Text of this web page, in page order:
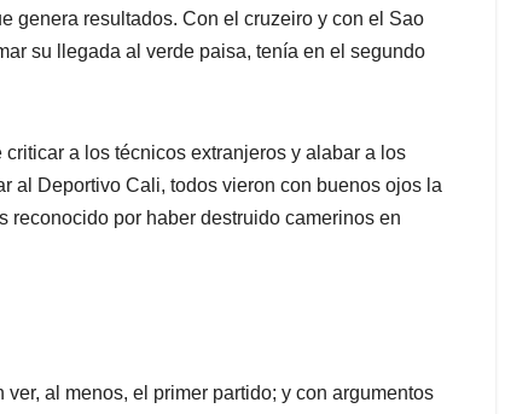
genera resultados. Con el cruzeiro y con el Sao
su llegada al verde paisa, tenía en el segundo
a los técnicos extranjeros y alabar a los
al Deportivo Cali, todos vieron con buenos ojos la
reconocido por haber destruido camerinos en
al menos, el primer partido; y con argumentos